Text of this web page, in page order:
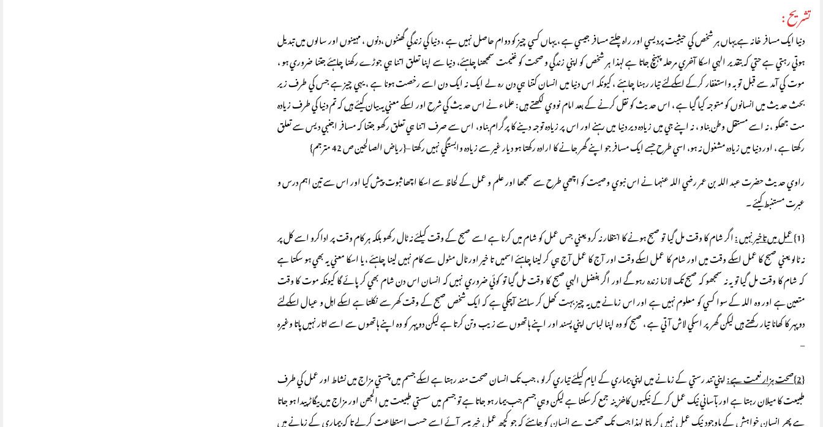
تشريح :
دنيا ايک مسافر خانہ ہے يہاں ہر شخص کي حيثيت پرديسي اور راہ چلتے مسافر جيسي ہے ، يہاں کسي چيز کو دوام حاصل نہيں ہے ، دنيا کي زندگي گھنٹوں ،دنوں ، مہينوں اور سالوں ميں تبديل
ہوتي رہتي ہے حتي کہ بتقدير الہي اسکا آخري مرحلہ پہنچ جاتا ہے لہذا ہر شخص کو اپني زندگي و صحت کو غنيمت سمجھنا چاہئے، دنيا سے اپنا تعلق اتنا ہي جوڑے رکھنا چاہئے جتنا ضروري ہو ،
موت کي آمد سے قبل توبہ واستغفار کرکے اسکے لئے تيار رہنا چا ہئے ، کيونکہ اس دنيا ميں انسان کتنا ہي دن رہ لے ايک نہ ايک دن اسے رخصت ہونا ہے ، يہي چيز ہے جس کي طرف زير
بحث حديث ميں انسانوں کو متوجہ کيا گيا ہے ، اس حديث کو نقل کرنے کے بعد امام نووي لکھتے ہيں : علماء نے اس حديث کي شرح اور اسکے معني يہ بيان کيئے ہيں کہ تم دنيا کي طرف زيادہ
مت جھکو ، نہ اسے مستقل وطن بناو ، نہ اپنے جي ميں زيادہ دير دنيا ميں رہنے اور اس پر زيادہ توجہ دينے کا پرگرام بناو، اس سے صرف اتنا ہي تعلق رکھو جتنا کہ مسافر اجنبي ديس سے تعلق
رکھتا ہے ، اور دنيا ميں زيادہ مشغول نہ ہو، اسي طرح جسے ايک مسافر جو اپنے گھر جانے کا ارادہ رکھتا ہو ديار غير سے زيادہ وابستگي نہيں رکھتا –{رياض الصالحين ص 42 مترجم}
راوي حديث حضرت عبد اللہ بن عمر رضي اللہ عنہما نے اس نبوي وصيت کو اچھي طرح سے سمجھا اور علم و عمل کے لحاظ سے اسکا اچھا ثبوت پيش کيا اور اس سے تين اہم درس و
عبرت مستنبط کيئے ۔
{1} عمل ميں تاخير نہيں :اگر شام کا وقت مل گيا تو صبح ہونے کا انتظار نہ کرو يعني جس عمل کو شام ميں کرنا ہے اسے صبح کے وقت کيلئے نہ ٹال رکھو بلکہ ہر کام وقت پر اداکرو اسے کل پر
نہ ٹالو يعني صبح کا عمل اسکے وقت ميں اور شام کا عمل اسکے وقت اور آج کا عمل آج ہي کر لينا چاہئے اسميں تا خير اور ٹال مٹول سے کام نہيں لينا چاہئے ، يا اسکا معني يہ بھي ہو سکتا ہے
کہ شام کا وقت مل گيا تو يہ نہ سمجھو کہ صبح تک لازما زندہ رہوگے اور اگر بفضل الہي صبح کا وقت مل گيا تو کوئي ضروري نہيں کہ انسان اس دن شام بھي کر پائے گا کيونکہ موت کا وقت
متعين ہے اور وہ اللہ کے سوا کسي کو معلوم نہيں ہے اور اس زمانے ميں يہ چيز بہت کھل کر سامنے آچکي ہے کہ ايک شخص صبح کے وقت کھر سے نکلتا ہے اسکے اہل و عيال اسکے لئے
دوپہر کا کھانا تيار رکھتے ہيں ليکن گھر پر اسکي لاش آتي ہے ، صبح کو وہ اپنا لباس اپني پسند اور اپنے ہاتھوں سے زيب وتن کرتا ہے ليکن دوپہر کو وہ اپنے ہاتھوں سے اسے اتار نہيں پاتا وغيرہ
–
{2}صحت ہزار نعمت ہے :
اپني تند رستي کے زمانے ميں اپني بيماري کے ايام کيلئے تياري کرلو ، جب تک انسان صحت مند رہتا ہے اسکے جسم ميں چستي مزاج ميں نشاط اور عمل کي طرف
طبيعت کا ميلان رہتا ہے اور بآساني نيک عمل کر کے نيکيوں کاخزينہ جمع کرسکتا ہے ليکن وہي جسم جب بيمار ہو جاتا ہے تو جسم ميں سستي طبيعت ميں الجھن اور مزاج ميں بيگاڑ پيدا ہو جاتا